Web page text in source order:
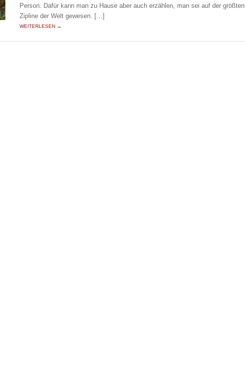
Person. Dafür kann man zu Hause aber auch erzählen, man sei auf der größten
Zipline der Welt gewesen. […]
WEITERLESEN →